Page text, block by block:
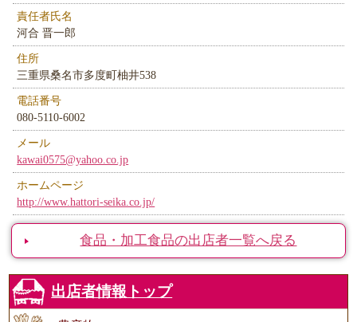
責任者氏名
河合 晋一郎
住所
三重県桑名市多度町柚井538
電話番号
080-5110-6002
メール
kawai0575@yahoo.co.jp
ホームページ
http://www.hattori-seika.co.jp/
食品・加工食品の出店者一覧へ戻る
出店者情報トップ